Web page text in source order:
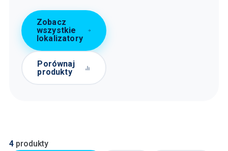
Zobacz
wszystkie
lokalizatory
Porównaj
produkty
4 produkty